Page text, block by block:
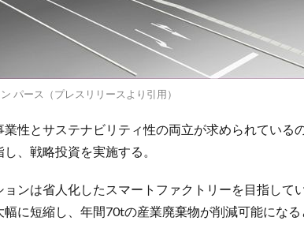
パース（プレスリリースより引用）
業性とサステナビリティ性の両立が求められている
、戦略投資を実施する。
ンは省人化したスマートファクトリーを目指して
に短縮し、年間70tの産業廃棄物が削減可能になる